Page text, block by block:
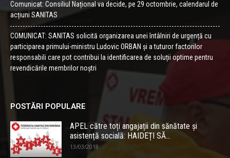
Comunicat: Consiliul Național va decide, pe 29 octombrie, calendarul de
acțiuni SANITAS
COMUNICAT: SANITAS solicită organizarea unei întâlniri de urgență cu
participarea primului-ministru Ludovic ORBAN și a tuturor factorilor
responsabili care pot contribui la identificarea de soluții optime pentru
revendicările membrilor noștri
POSTĂRI POPULARE
APEL către toți angajații din sănătate și
asistență socială: HAIDEȚI SĂ...
13/03/2018